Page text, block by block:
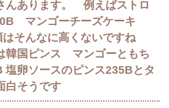
んあります。 例えばストロ
マンゴーチーズケーキ
そんなに高くないですね
韓国ピンス マンゴーともち
塩卵ソースのピンス235Bとタ
白そうです